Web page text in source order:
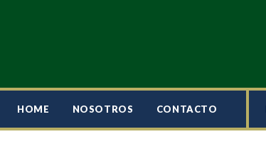
HOME NOSOTROS CONTACTO